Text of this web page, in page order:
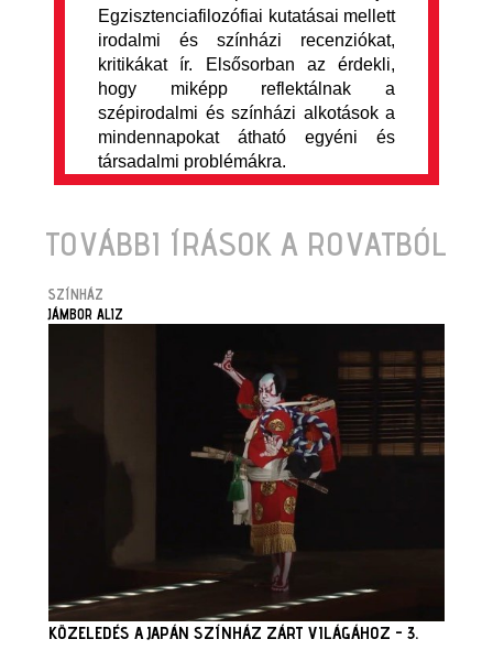
Egzisztenciafilozófiai kutatásai mellett
irodalmi és színházi recenziókat,
kritikákat ír. Elsősorban az érdekli,
hogy miképp reflektálnak a
szépirodalmi és színházi alkotások a
mindennapokat átható egyéni és
társadalmi problémákra.
TOVÁBBI ÍRÁSOK A ROVATBÓL
SZÍNHÁZ
JÁMBOR ALIZ
KÖZELEDÉS A JAPÁN SZÍNHÁZ ZÁRT VILÁGÁHOZ - 3.